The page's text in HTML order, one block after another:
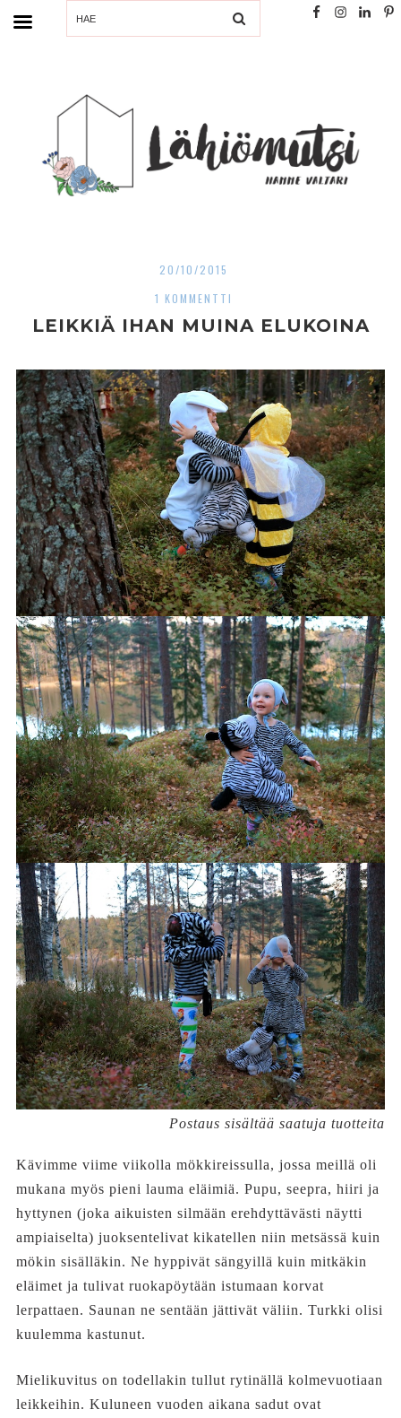
SEARCH
20/10/2015
1 KOMMENTTI
LEIKKIÄ IHAN MUINA ELUKOINA
Postaus sisältää saatuja tuotteita
Kävimme viime viikolla mökkireissulla, jossa meillä oli
mukana myös pieni lauma eläimiä. Pupu, seepra, hiiri ja
hyttynen (joka aikuisten silmään erehdyttävästi näytti
ampiaiselta) juoksentelivat kikatellen niin metsässä kuin
mökin sisälläkin. Ne hyppivät sängyillä kuin mitkäkin
eläimet ja tulivat ruokapöytään istumaan korvat
lerpattaen. Saunan ne sentään jättivät väliin. Turkki olisi
kuulemma kastunut.
Mielikuvitus on todellakin tullut rytinällä kolmevuotiaan
leikkeihin. Kuluneen vuoden aikana sadut ovat